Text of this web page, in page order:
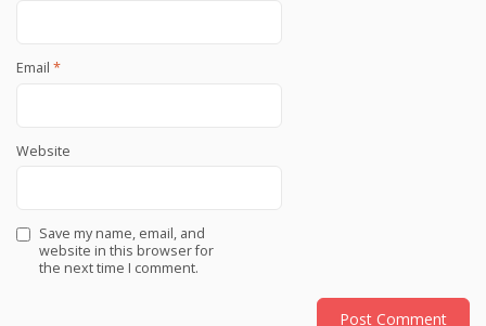
Email *
Website
Save my name, email, and
website in this browser for
the next time I comment.